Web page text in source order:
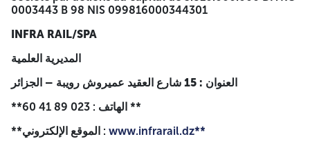
2026/18 أ.ن.ف.م/ع.م.ل رقم
إعلان عن مناقصة وطنية محدودة
Le fourniture de 1 766 336 Unités de tirefonds Spéciaux à
embase selon la norme NF F50-014 pour traverses bibloc
Type VAX U31 NAG et traverses monobloc type M450 NP
هذا الإعلان موجه للمؤسسات المتخصصة في صناعة و أو توفير
للعرض.
0003443 B 98 NIS 099816000344301
INFRA RAIL/SPA
المديرية العلمية
العنوان : 15 شارع العقيد عميروش رويبة – الجزائر
**الهاتف : 023 89 41 60 **
**الموقع الإلكتروني : www.infrarail.dz**